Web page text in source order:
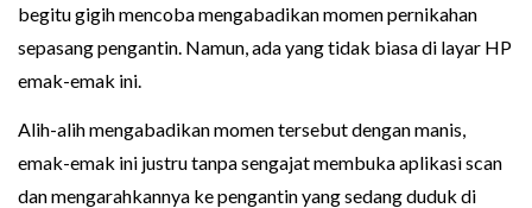
begitu gigih mencoba mengabadikan momen pernikahan
sepasang pengantin. Namun, ada yang tidak biasa di layar HP
emak-emak ini.
Alih-alih mengabadikan momen tersebut dengan manis,
emak-emak ini justru tanpa sengajat membuka aplikasi scan
dan mengarahkannya ke pengantin yang sedang duduk di